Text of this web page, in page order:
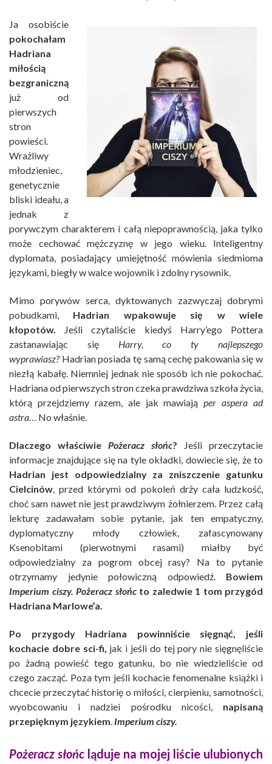
Ja osobiście
pokochałam
Hadriana
miłością
bezgraniczną
już od
pierwszych
stron
powieści.
Wrażliwy
młodzieniec,
genetycznie
bliski ideału, a
jednak z
porywczym charakterem i całą niepoprawnością, jaka tylko
może cechować mężczyznę w jego wieku. Inteligentny
dyplomata, posiadający umiejętność mówienia siedmioma
językami, biegły w walce wojownik i zdolny rysownik.
Mimo porywów serca, dyktowanych zazwyczaj dobrymi
pobudkami, Hadrian wpakowuje się w wiele
kłopotów.
Jeśli czytaliście kiedyś Harry’ego Pottera
zastanawiając się Harry, co ty najlepszego
wyprawiasz? Hadrian posiada tę samą cechę pakowania się w
niezłą kabałę. Niemniej jednak nie sposób ich nie pokochać.
Hadriana od pierwszych stron czeka prawdziwa szkoła życia,
którą przejdziemy razem, ale jak mawiająper aspera ad
astra … No właśnie.
Dlaczego właściwie Pożeracz słońc? Jeśli przeczytacie
informacje znajdujące się na tyle okładki, dowiecie się, że to
Hadrian jest odpowiedzialny za zniszczenie gatunku
Cielcinów , przed którymi od pokoleń drży cała ludzkość,
choć sam nawet nie jest prawdziwym żołnierzem. Przez całą
lekturę zadawałam sobie pytanie, jak ten empatyczny,
dyplomatyczny młody człowiek, zafascynowany
Ksenobitami (pierwotnymi rasami) miałby być
odpowiedzialny za pogrom obcej rasy? Na to pytanie
otrzymamy jedynie połowiczną odpowiedź. Bowiem
Imperium ciszy. Pożeracz słońcto zaledwie 1 tom przygód
Hadriana Marlowe’a.
Po przygody Hadriana powinniście sięgnąć, jeśli
kochacie dobre sci-fi, jak i jeśli do tej pory nie sięgnęliście
po żadną powieść tego gatunku, bo nie wiedzieliście od
czego zacząć. Poza tym jeśli kochacie fenomenalne książki i
chcecie przeczytać historię o miłości, cierpieniu, samotności,
wyobcowaniu i nadziei pośrodku nicości,
napisaną
przepięknym językiem Imperium ciszy.
Pożeracz słońc ląduje na mojej liście ulubionych